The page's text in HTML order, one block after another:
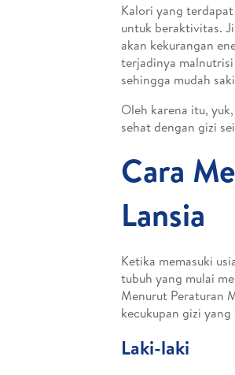
Kalori yang
untuk beraktivitas.
akan kekurangan
terjadinya
sehingga mudah
Oleh karena itu,
sehat dengan gizi
Cara
Lansia
Ketika memasuki
tubuh yang mulai
Menurut Peraturan
kecukupan gizi
Laki-laki